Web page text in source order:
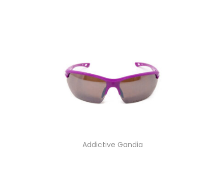
Addictive Gandia